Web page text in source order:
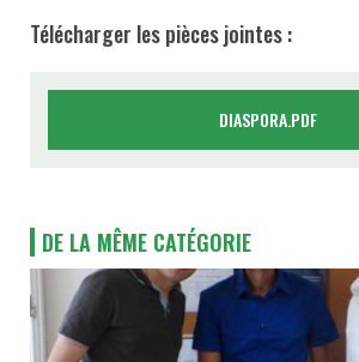
Télécharger les pièces jointes :
DIASPORA.PDF
DE LA MÊME CATÉGORIE